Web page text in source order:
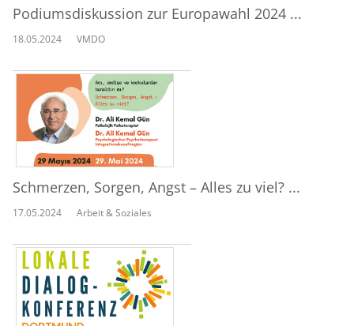
Podiumsdiskussion zur Europawahl 2024 ...
18.05.2024 VMDO
Schmerzen, Sorgen, Angst – Alles zu viel? ...
17.05.2024 Arbeit & Soziales